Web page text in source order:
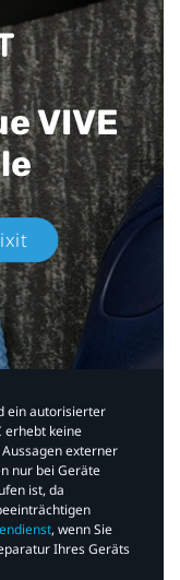
VIVE
ein autorisierter
erhebt keine
externer
nur bei Geräte
ist, da
, wenn Sie
Ihres Geräts